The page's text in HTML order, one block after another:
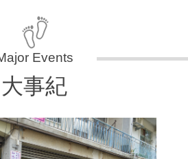
大事紀